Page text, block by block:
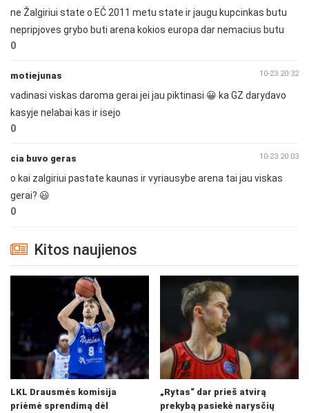
ne Žalgiriui state o EĆ 2011 metu state ir jaugu kupcinkas butu
nepripjoves grybo buti arena kokios europa dar nemacius butu
0
motiejunas 10-23 20:32
vadinasi viskas daroma gerai jei jau piktinasi 😀 ka GZ darydavo
kasyje nelabai kas ir isejo
0
cia buvo geras 10-23 20:03
o kai zalgiriui pastate kaunas ir vyriausybe arena tai jau viskas
gerai? 😃
0
Kitos naujienos
LKL Drausmės komisija
priėmė sprendimą dėl
„Rytas“ dar prieš atvirą
prekybą pasiekė narysčių